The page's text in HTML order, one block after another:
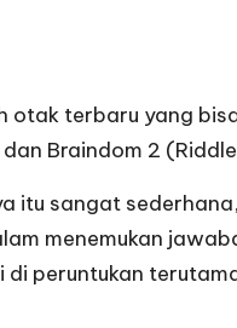
otak terbaru yang
Braindom 2
itu sangat
menemukan
di peruntukan